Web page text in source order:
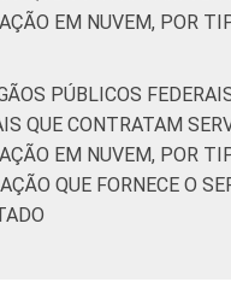
EM NUVEM, POR
PÚBLICOS
QUE CONTRATAM
EM NUVEM, POR
QUE FORNECE O